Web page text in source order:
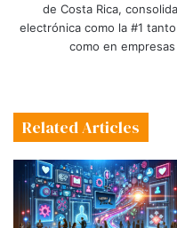
de Costa Rica,
electrónica como la #1
como en
Related Articles